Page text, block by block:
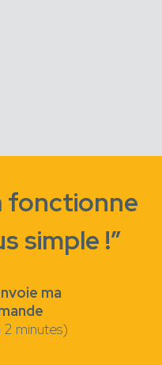
fonctionne
simple !”
ma
2 minutes)